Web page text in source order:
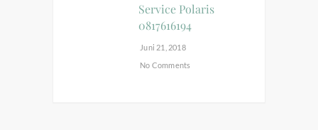
Service Polaris
0817616194
Juni 21, 2018
No Comments